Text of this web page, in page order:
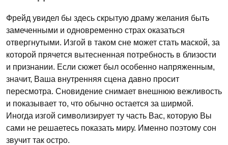
Фрейд увидел бы здесь скрытую драму желания быть
замеченными и одновременно страх оказаться
отвергнутыми. Изгой в таком сне может стать маской, за
которой прячется вытесненная потребность в близости
и признании. Если сюжет был особенно напряженным,
значит, Ваша внутренняя сцена давно просит
пересмотра. Сновидение снимает внешнюю вежливость
и показывает то, что обычно остается за ширмой.
Иногда изгой символизирует ту часть Вас, которую Вы
сами не решаетесь показать миру. Именно поэтому сон
звучит так остро.